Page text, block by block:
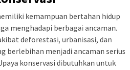
kemampuan bertahan hidup
menghadapi berbagai ancaman.
deforestasi, urbanisasi, dan
berlebihan menjadi ancaman serius
konservasi dibutuhkan untuk